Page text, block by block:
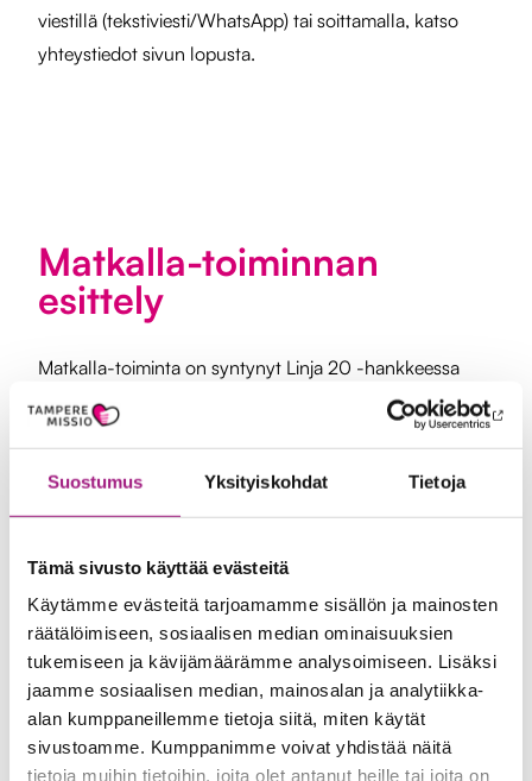
Suostumus Yksityiskohdat Tietoja
Tämä sivusto käyttää evästeitä
Käytämme evästeitä tarjoamamme sisällön ja mainosten
räätälöimiseen, sosiaalisen median ominaisuuksien
tukemiseen ja kävijämäärämme analysoimiseen. Lisäksi
jaamme sosiaalisen median, mainosalan ja analytiikka-
alan kumppaneillemme tietoja siitä, miten käytät
sivustoamme. Kumppanimme voivat yhdistää näitä
tietoja muihin tietoihin, joita olet antanut heille tai joita on
viestillä (tekstiviesti/WhatsApp) tai soittamalla, katso
yhteystiedot sivun lopusta.
Matkalla-toiminnan
esittely
Matkalla-toiminta on syntynyt Linja 20 -hankkeessa
havaitusta tarpeesta tarjota tukea
mielenterveyspalveluihin jonottaville nuorille. Toiminta
toimijuutta sekä löytää nuoren yksilöllisiä vahvuuksia.
Tarkoituksenamme on myös tukea nuorta
mielenterveyspalvelun aloittamisessa ja siihen
sitoutumisessa rinnalla kulkien.
Matkalla-toiminta aloitti syksyllä 2022
omarahoitteisesti TampereMission ja Helsingin